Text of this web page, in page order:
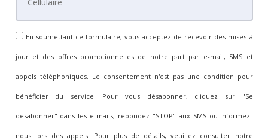
En soumettant ce formulaire, vous acceptez de recevoir des mises à
jour et des offres promotionnelles de notre part par e-mail, SMS et
appels téléphoniques. Le consentement n'est pas une condition pour
bénéficier du service. Pour vous désabonner, cliquez sur "Se
désabonner" dans les e-mails, répondez "STOP" aux SMS ou informez-
nous lors des appels. Pour plus de détails, veuillez consulter notre